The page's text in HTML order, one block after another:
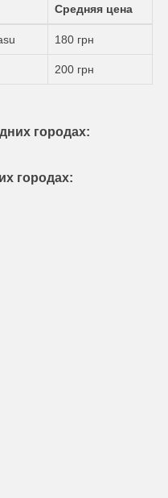
Средняя цена
180 грн
200 грн
городах:
городах: